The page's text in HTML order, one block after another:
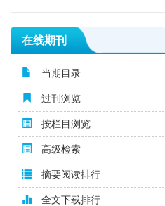
在线期刊
当期目录
过刊浏览
按栏目浏览
高级检索
摘要阅读排行
全文下载排行